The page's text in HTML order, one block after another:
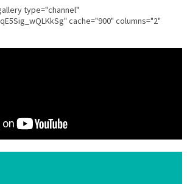
type="channel"
cache="900" columns="2"